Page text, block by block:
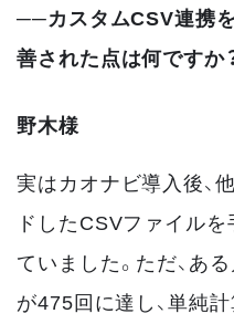
──カスタムCSV連携
善された点は何ですか
野木様
実はカオナビ導入後、
ドしたCSVファイル
ていました。ただ、あ
が475回に達し、単純